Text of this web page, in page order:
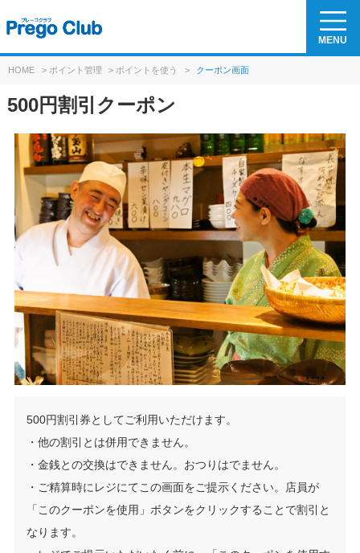
MENU
HOME > ポイント管理 > ポイントを使う > クーポン画面
500円割引クーポン
500円割引券としてご利用いただけます。
・他の割引とは併用できません。
・金銭との交換はできません。おつりはでません。
・ご精算時にレジにてこの画面をご提示ください。店員が
「このクーポンを使用」ボタンをクリックすることで割引と
なります。